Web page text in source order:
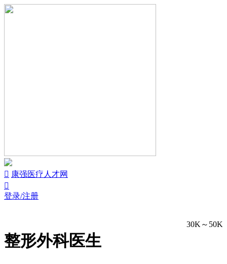
 康强医疗人才网

登录/注册
整形外科医生
30K～50K